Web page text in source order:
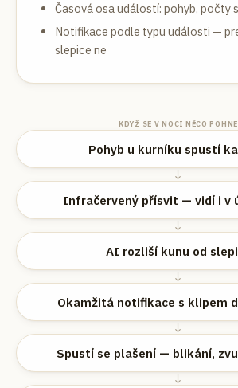
Časová osa událostí: pohyb, počty
Notifikace podle typu události —
slepice ne
KDYŽ SE V NOCI NĚCO POHNE
Pohyb u kurníku spustí
↓
Infračervený přísvit — vidí i v
↓
AI rozliší kunu od
↓
Okamžitá notifikace s klipem
↓
Spustí se plašení — blikání,
↓